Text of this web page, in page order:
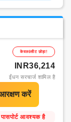
केवल6सीट छोड़ा!
INR36,214
ईंधन सरचार्ज शामिल है
पासपोर्ट आवश्यक है